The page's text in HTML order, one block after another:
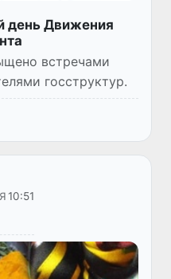
день Движения
встречами
госструктур.
10:51